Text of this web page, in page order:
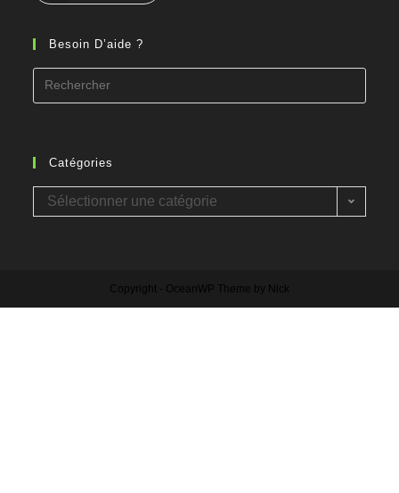
Besoin D’aide ?
Catégories
Sélectionner une catégorie
Copyright - OceanWP Theme by Nick